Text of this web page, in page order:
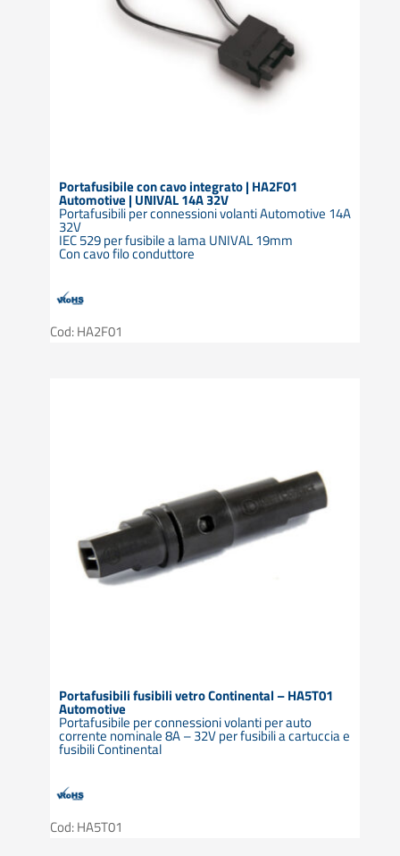
Portafusibile con cavo integrato | HA2F01
Automotive | UNIVAL 14A 32V
Portafusibili per connessioni volanti Automotive 14A
32V
IEC 529 per fusibile a lama UNIVAL 19mm
Con cavo filo conduttore
Cod: HA2F01
Portafusibili fusibili vetro Continental – HA5T01
Automotive
Portafusibile per connessioni volanti per auto
corrente nominale 8A – 32V per fusibili a cartuccia e
fusibili Continental
Cod: HA5T01